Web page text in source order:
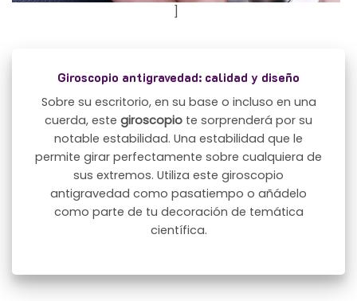
Giroscopio antigravedad: calidad y diseño
Sobre su escritorio, en su base o incluso en una
cuerda, este giroscopio te sorprenderá por su
notable estabilidad. Una estabilidad que le
permite girar perfectamente sobre cualquiera de
sus extremos. Utiliza este giroscopio
antigravedad como pasatiempo o añádelo
como parte de tu decoración de temática
científica.